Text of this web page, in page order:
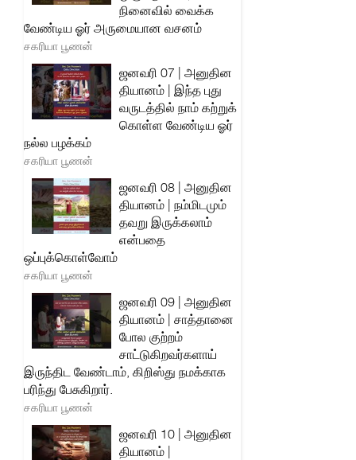
நினைவில் வைக்க
வேண்டிய ஓர் அருமையான வசனம்
சகரியா பூணன்
ஜனவரி 07 | அனுதின
தியானம் | இந்த புது
வருடத்தில் நாம் கற்றுக்
கொள்ள வேண்டிய ஓர்
நல்ல பழக்கம்
சகரியா பூணன்
ஜனவரி 08 | அனுதின
தியானம் | நம்மிடமும்
தவறு இருக்கலாம்
என்பதை
ஒப்புக்கொள்வோம்
சகரியா பூணன்
ஜனவரி 09 | அனுதின
தியானம் | சாத்தானை
போல குற்றம்
சாட்டுகிறவர்களாய்
இருந்திட வேண்டாம், கிறிஸ்து நமக்காக
பரிந்து பேசுகிறார்.
சகரியா பூணன்
ஜனவரி 10 | அனுதின
தியானம் |